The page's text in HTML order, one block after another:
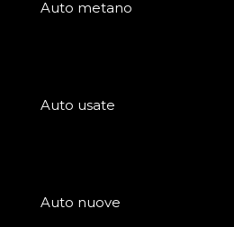
Auto metano
Auto usate
Auto nuove